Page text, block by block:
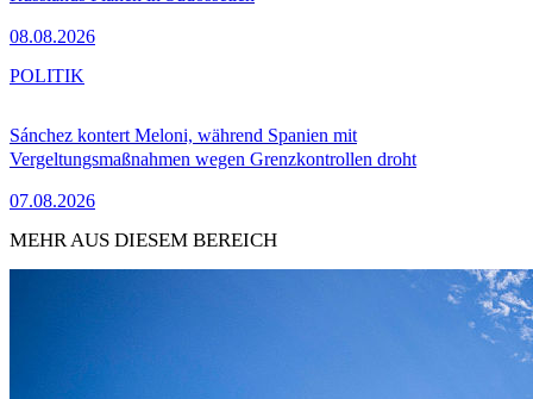
08.08.2026
Sánchez kontert Meloni, während Spanien mit
Vergeltungsmaßnahmen wegen Grenzkontrollen droht
07.08.2026
POLITIK
MEHR AUS DIESEM BEREICH